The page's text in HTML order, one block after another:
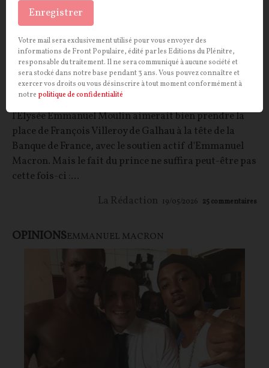
Emmanuel Moulin à la Banque de France :
une énième tentative macronienne de
verrouillage institutionnel… et celle de trop ?
ARTICLE.Dernier en date d'une longue série de
proches du pouvoir élyséen placés à des postes
institutionnels clés, l'ancien secrétaire général de
l'Élysée Emmanuel Moulin aimerait bien prendre la
place de François Villeroy de Galhau à la tête de la
Banque de France, avec le soutien actif d'Emmanuel
Macron. Mais le fait du prince ne suffira peut-être pas
cette fois-ci :...
La Rédaction 19/05/2026 25 commentaires
OPINIONSEMMANUEL MACRON
Enregistrer
Votre mail sera exclusivement utilisé pour vous envoyer des
informations de Front Populaire, édité par les Editions du Plénitre,
responsable du traitement. Il ne sera communiqué à aucune société et
sera stocké dans notre base pendant 3 ans. Vous pouvez connaître et
exercer vos droits ou vous désinscrire à tout moment conformément à
notre politique de confidentialité